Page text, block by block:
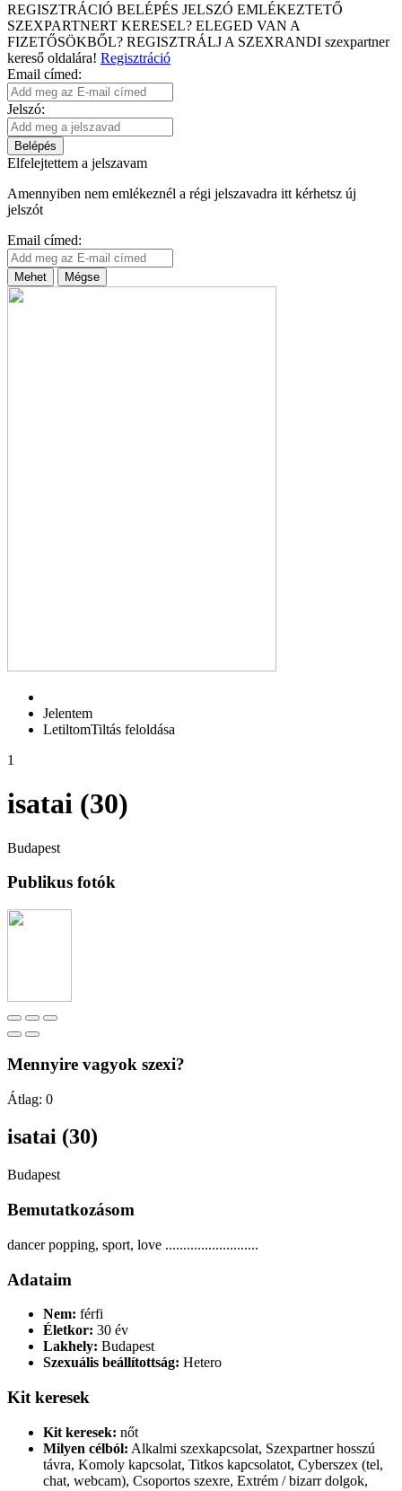
REGISZTRÁCIÓ BELÉPÉS JELSZÓ EMLÉKEZTETŐ
SZEXPARTNERT KERESEL? ELEGED VAN A
FIZETŐSÖKBŐL? REGISZTRÁLJ A SZEXRANDI szexpartner
kereső oldalára! Regisztráció
Email címed:
Jelszó:
Belépés
Elfelejtettem a jelszavam
Amennyiben nem emlékeznél a régi jelszavadra itt kérhetsz új
jelszót
Email címed:
Mehet Mégse
Jelentem
LetiltomTiltás feloldása
1
isatai (30)
Budapest
Publikus fotók
Mennyire vagyok szexi?
Átlag: 0
isatai (30)
Budapest
Bemutatkozásom
dancer popping, sport, love ..........................
Adataim
Nem: férfi
Életkor: 30 év
Lakhely: Budapest
Szexuális beállítottság: Hetero
Kit keresek
Kit keresek: nőt
Milyen célból: Alkalmi szexkapcsolat, Szexpartner hosszú
távra, Komoly kapcsolat, Titkos kapcsolatot, Cyberszex (tel,
chat, webcam), Csoportos szexre, Extrém / bizarr dolgok,